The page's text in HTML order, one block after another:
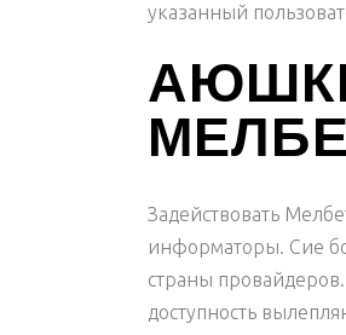
указанный
Задействовать
информаторы. Сие
страны
доступность